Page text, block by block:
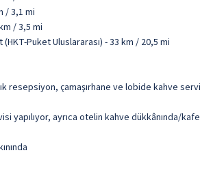
/ 3,1 mi
/ 3,5 mi
(HKT-Puket Uluslararası) - 33 km / 20,5 mi
resepsiyon, çamaşırhane ve lobide kahve
yapılıyor, ayrıca otelin kahve dükkânında/